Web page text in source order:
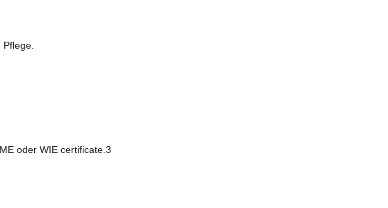
oder WIE certificate.3